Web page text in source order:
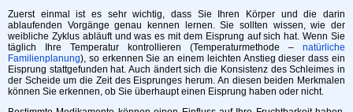
Zuerst einmal ist es sehr wichtig, dass Sie Ihren Körper und die darin
ablaufenden Vorgänge genau kennen lernen. Sie sollten wissen, wie der
weibliche Zyklus abläuft und was es mit dem Eisprung auf sich hat. Wenn Sie
täglich Ihre Temperatur kontrollieren (Temperaturmethode – natürliche
Familienplanung), so erkennen Sie an einem leichten Anstieg dieser dass ein
Eisprung stattgefunden hat. Auch ändert sich die Konsistenz des Schleimes in
der Scheide um die Zeit des Eisprunges herum. An diesen beiden Merkmalen
können Sie erkennen, ob Sie überhaupt einen Eisprung haben oder nicht.